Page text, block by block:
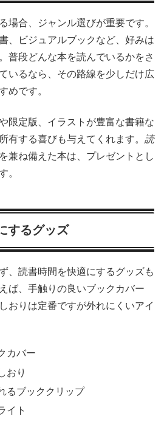
場合、ジャンル選びが重要です。
、ビジュアルブックなど、好みは
普段どんな本を読んでいるかをさ
いるなら、その路線を少しだけ広
めです。
限定版、イラストが豊富な書籍な
有する喜びも与えてくれます。 読
を兼ね備えた本は、プレゼントとし
。
するグッズ
、読書時間を快適にするグッズも
ば、手触りの良いブックカバー
おりは定番ですが外れにくいアイ
カバー
おり
るブッククリップ
イト